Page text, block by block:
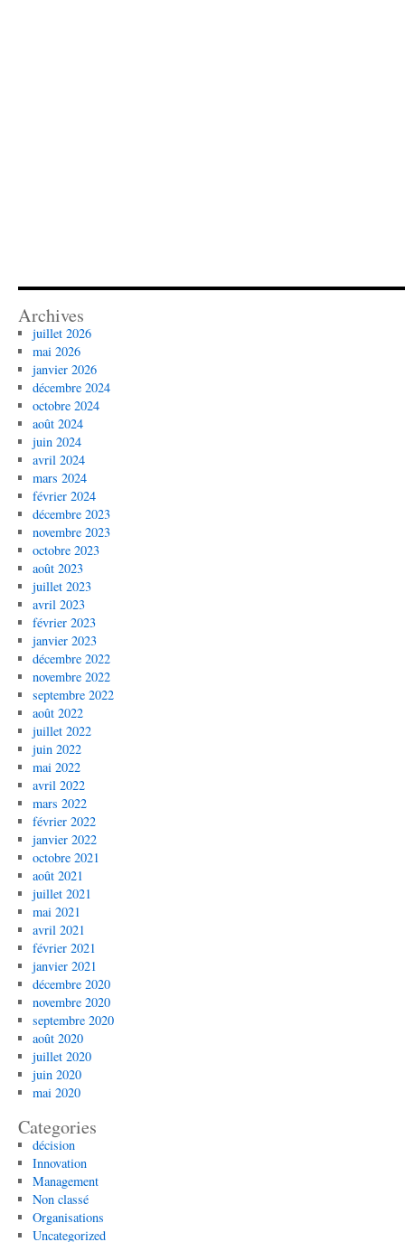
Archives
juillet 2026
mai 2026
janvier 2026
décembre 2024
octobre 2024
août 2024
juin 2024
avril 2024
mars 2024
février 2024
décembre 2023
novembre 2023
octobre 2023
août 2023
juillet 2023
avril 2023
février 2023
janvier 2023
décembre 2022
novembre 2022
septembre 2022
août 2022
juillet 2022
juin 2022
mai 2022
avril 2022
mars 2022
février 2022
janvier 2022
octobre 2021
août 2021
juillet 2021
mai 2021
avril 2021
février 2021
janvier 2021
décembre 2020
novembre 2020
septembre 2020
août 2020
juillet 2020
juin 2020
mai 2020
Categories
décision
Innovation
Management
Non classé
Organisations
Uncategorized